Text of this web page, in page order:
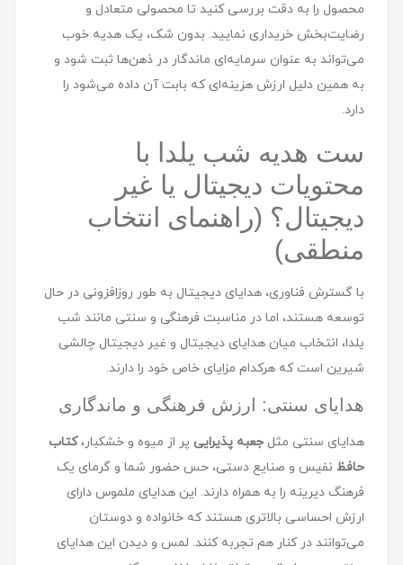
محصول را به دقت بررسی کنید تا محصولی متعادل و
رضایت‌بخش خریداری نمایید. بدون شک، یک هدیه خوب
می‌تواند به عنوان سرمایه‌ای ماندگار در ذهن‌ها ثبت شود و
به همین دلیل ارزش هزینه‌ای که بابت آن داده می‌شود را
دارد.
ست هديه شب یلدا با
محتویات دیجیتال یا غیر
دیجیتال؟ (راهنمای انتخاب
منطقی)
با گسترش فناوری، هدایای دیجیتال به طور روزافزونی در حال
توسعه هستند، اما در مناسبت فرهنگی و سنتی مانند شب
یلدا، انتخاب میان هدایای دیجیتال و غیر دیجیتال چالشی
شیرین است که هرکدام مزایای خاص خود را دارند.
هدایای سنتی: ارزش فرهنگی و ماندگاری
هدایای سنتی مثل جعبه پذیرایی پر از میوه و خشکبار،کتاب
حافظ نفیس و صنایع دستی، حس حضور شما و گرمای یک
فرهنگ دیرینه را به همراه دارند. این هدایای ملموس دارای
ارزش احساسی بالاتری هستند که خانواده و دوستان
می‌توانند در کنار هم تجربه کنند. لمس و دیدن این هدایای